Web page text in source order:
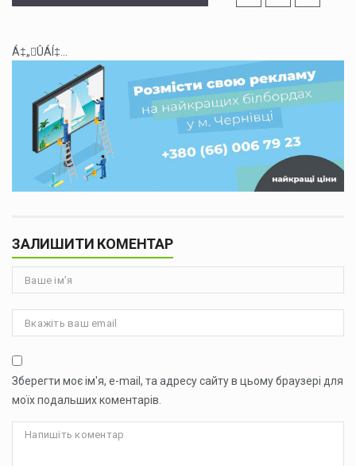
Á‡„ÛÁÍ‡...
ЗАЛИШИТИ КОМЕНТАР
Зберегти моє ім'я, e-mail, та адресу сайту в цьому браузері для
моїх подальших коментарів.